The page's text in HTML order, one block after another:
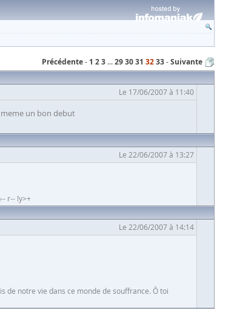
Précédente 1 23 ...293031 3233 Suivante
Le 17/06/2007 à 11:40
meme un bon debut
Le 22/06/2007 à 13:27
r-- !y>+
Le 22/06/2007 à 14:14
de notre vie dans ce monde de souffrance. Ô toi